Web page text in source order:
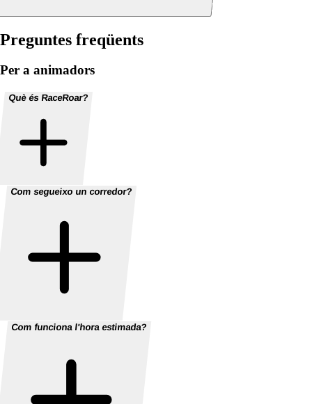
Preguntes freqüents
Per a animadors
Què és RaceRoar?
Com segueixo un corredor?
Com funciona l'hora estimada?